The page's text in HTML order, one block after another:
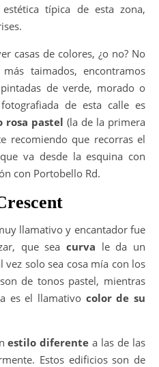
típica de esta zona,
casas de colores, ¿o no? No
taimados, encontramos
de verde, morado o
de esta calle es
rosa pastel (la de la primera
recomiendo que recorras el
va desde la esquina con
con Portobello Rd.
llamativo y encantador fue
que sea curva le da un
solo sea cosa mía con los
de tonos pastel, mientras
es el llamativo color de su
estilo diferente a las de las
Estos edificios son de